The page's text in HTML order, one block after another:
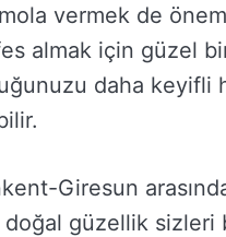
vermek de
almak için güzel
daha keyifli
Giresun
güzellik sizleri